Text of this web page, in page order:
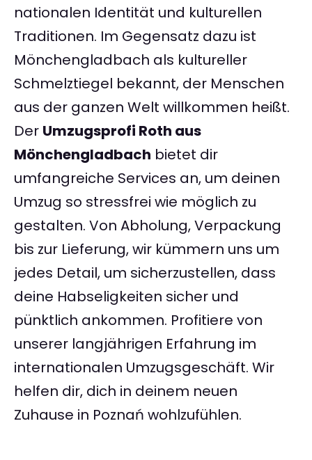
nationalen Identität und kulturellen
Traditionen. Im Gegensatz dazu ist
Mönchengladbach als kultureller
Schmelztiegel bekannt, der Menschen
aus der ganzen Welt willkommen heißt.
Der Umzugsprofi Roth aus
Mönchengladbach bietet dir
umfangreiche Services an, um deinen
Umzug so stressfrei wie möglich zu
gestalten. Von Abholung, Verpackung
bis zur Lieferung, wir kümmern uns um
jedes Detail, um sicherzustellen, dass
deine Habseligkeiten sicher und
pünktlich ankommen. Profitiere von
unserer langjährigen Erfahrung im
internationalen Umzugsgeschäft. Wir
helfen dir, dich in deinem neuen
Zuhause in Poznań wohlzufühlen.